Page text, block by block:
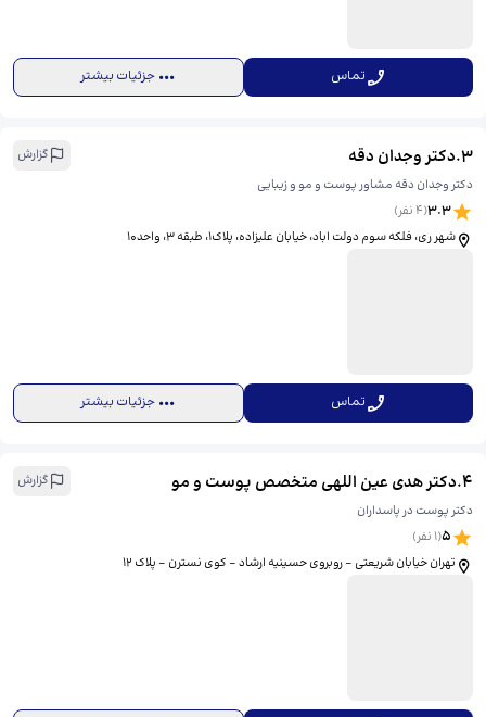
تماس جزئیات بیشتر
3
.دکتر وجدان دقه
گزارش
دکتر وجدان دقه مشاور پوست و مو و زیبایی
3.3
(
4نفر)
شهر ری، فلکه سوم دولت اباد، خیابان علیزاده، پلاک1، طبقه 3، واحد10
تماس جزئیات بیشتر
4
.دکتر هدی عین اللهی متخصص پوست و مو
گزارش
دکتر پوست در پاسداران
5
(
1 نفر)
تهران خیابان شریعتی - روبروی حسینیه ارشاد - کوی نسترن - پلاک 12